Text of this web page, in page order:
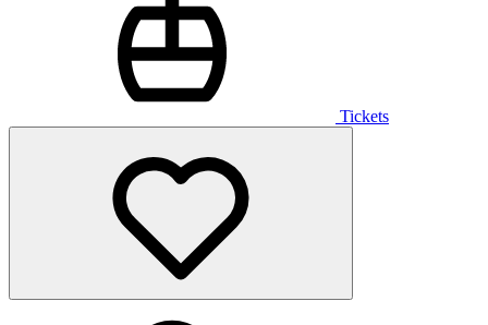
Tickets